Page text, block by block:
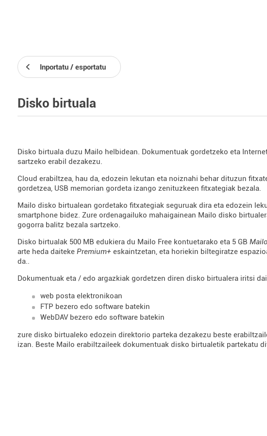
Inportatu / esportatu
Disko birtuala
Disko birtuala duzu Mailo helbidean. Dokumentuak gordetzeko eta
sartzeko erabil dezakezu.
Cloud erabiltzea, hau da, edozein lekutan eta noiznahi behar dituzun
gordetzea, USB memorian gordeta izango zenituzkeen fitxategiak bezala.
Mailo disko birtualean gordetako fitxategiak seguruak dira eta edozein
smartphone bidez. Zure ordenagailuko mahaigainean Mailo disko
gogorra balitz bezala sartzeko.
Disko birtualak 500 MB edukiera du Mailo Free kontuetarako eta 5 GB
arte heda daiteke Premium+ eskaintzetan, eta horiekin biltegiratze
da..
Dokumentuak eta / edo argazkiak gordetzen diren disko birtualera iritsi
web posta elektronikoan
FTP bezero edo software batekin
WebDAV bezero edo software batekin
zure disko birtualeko edozein direktorio parteka dezakezu beste
izan. Beste Mailo erabiltzaileek dokumentuak disko birtualetik partekatu